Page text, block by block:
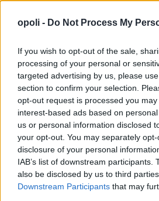
opoli - Do Not Process My
If you wish to opt-out of the sale,
processing of your personal or
targeted advertising by us, please
section to confirm your selection.
opt-out request is processed you
interest-based ads based on
us or personal information disclosed
your opt-out. You may separately
disclosure of your personal
IAB’s list of downstream participants.
also be disclosed by us to third
Downstream Participants that may